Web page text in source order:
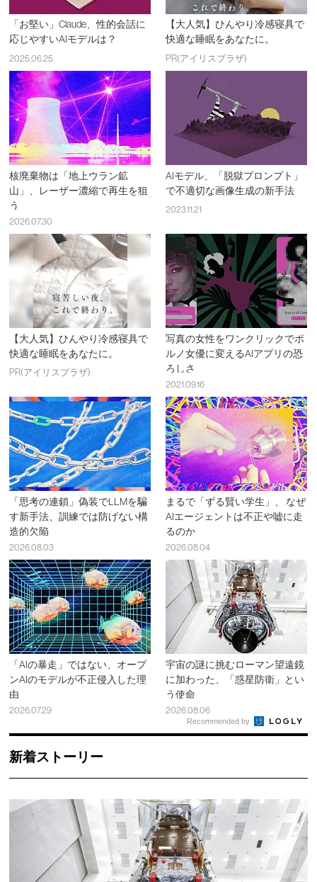
「お堅い」Claude、性的会話に
応じやすいAIモデルは？
2025.06.25
【大人気】ひんやり冷感寝具で
快適な睡眠をあなたに。
PR(アイリスプラザ)
核廃棄物は「地上ウラン鉱
山」、レーザー濃縮で再生を狙
う
2026.07.30
AIモデル、「脱獄プロンプト」
で不適切な画像生成の新手法
2023.11.21
【大人気】ひんやり冷感寝具で
快適な睡眠をあなたに。
PR(アイリスプラザ)
写真の女性をワンクリックでポ
ルノ女優に変えるAIアプリの恐
ろしさ
2021.09.16
「思考の連鎖」偽装でLLMを騙
す新手法、訓練では防げない構
造的欠陥
2026.08.03
まるで「ずる賢い学生」、 なぜ
AIエージェントは不正や嘘に走
るのか
2026.08.04
「AIの暴走」ではない、オープ
ンAIのモデルが不正侵入した理
由
2026.07.29
宇宙の謎に挑むローマン望遠鏡
に加わった、「惑星防衛」とい
う使命
2026.08.06
Recommended by
新着ストーリー